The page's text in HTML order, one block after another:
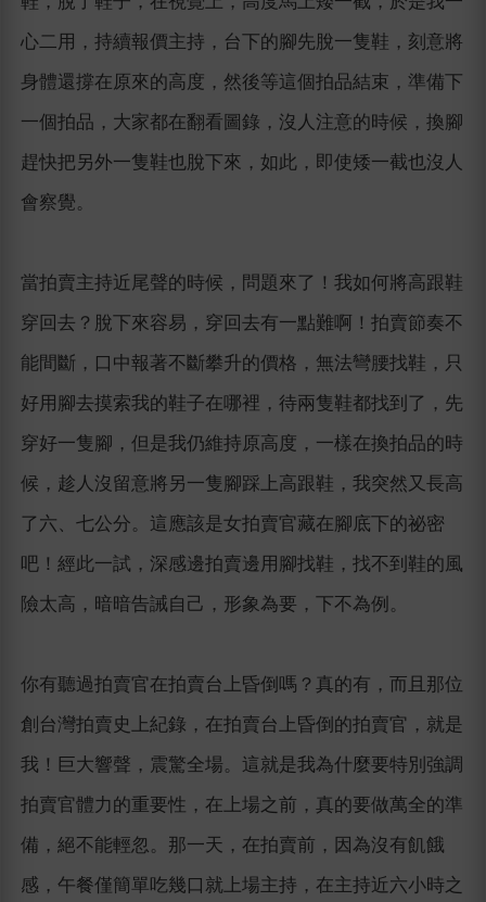
心二用，持續報價主持，台下的腳先脫一隻鞋，刻意將
身體還撐在原來的高度，然後等這個拍品結束，準備下
一個拍品，大家都在翻看圖錄，沒人注意的時候，換腳
趕快把另外一隻鞋也脫下來，如此，即使矮一截也沒人
會察覺。
當拍賣主持近尾聲的時候，問題來了！我如何將高跟鞋
穿回去？脫下來容易，穿回去有一點難啊！拍賣節奏不
能間斷，口中報著不斷攀升的價格，無法彎腰找鞋，只
好用腳去摸索我的鞋子在哪裡，待兩隻鞋都找到了，先
穿好一隻腳，但是我仍維持原高度，一樣在換拍品的時
候，趁人沒留意將另一隻腳踩上高跟鞋，我突然又長高
了六、七公分。這應該是女拍賣官藏在腳底下的祕密
吧！經此一試，深感邊拍賣邊用腳找鞋，找不到鞋的風
險太高，暗暗告誡自己，形象為要，下不為例。
你有聽過拍賣官在拍賣台上昏倒嗎？真的有，而且那位
創台灣拍賣史上紀錄，在拍賣台上昏倒的拍賣官，就是
我！巨大響聲，震驚全場。這就是我為什麼要特別強調
拍賣官體力的重要性，在上場之前，真的要做萬全的準
備，絕不能輕忽。那一天，在拍賣前，因為沒有飢餓
感，午餐僅簡單吃幾口就上場主持，在主持近六小時之